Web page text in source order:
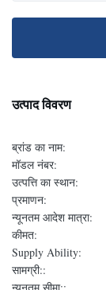
उत्पाद विवरण
ब्रांड का नाम:
मॉडल नंबर:
उत्पत्ति का स्थान:
प्रमाणन:
न्यूनतम आदेश मात्रा:
कीमत:
Supply Ability:
सामग्री::